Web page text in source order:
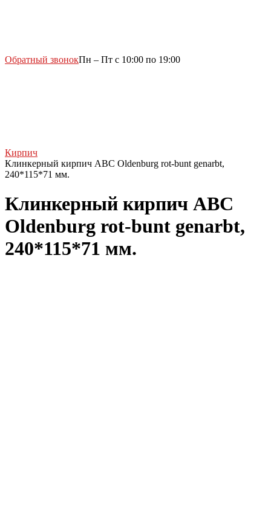
Обратный звонокПн – Пт с 10:00 по 19:00
Кирпич
Клинкерный кирпич ABC Oldenburg rot-bunt genarbt,
240*115*71 мм.
Клинкерный кирпич ABC
Oldenburg rot-bunt genarbt,
240*115*71 мм.